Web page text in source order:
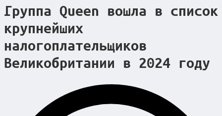
Группа Queen вошла в список
крупнейших
налогоплательщиков
Великобритании в 2024 году